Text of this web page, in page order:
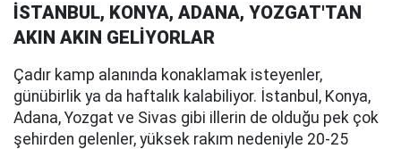
İSTANBUL, KONYA, ADANA, YOZGAT'TAN
AKIN AKIN GELİYORLAR
Çadır kamp alanında konaklamak isteyenler,
günübirlik ya da haftalık kalabiliyor. İstanbul, Konya,
Adana, Yozgat ve Sivas gibi illerin de olduğu pek çok
şehirden gelenler, yüksek rakım nedeniyle 20-25